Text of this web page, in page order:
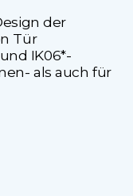
der
Tür
IK06*-
als auch für